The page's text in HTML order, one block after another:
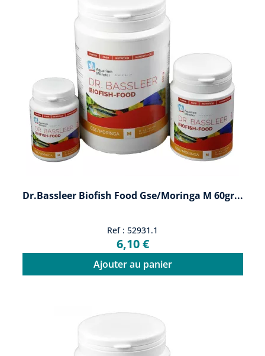
Dr.Bassleer Biofish Food Gse/moringa M 60gr...
Ref : 52931.1
6,10 €
Ajouter au panier